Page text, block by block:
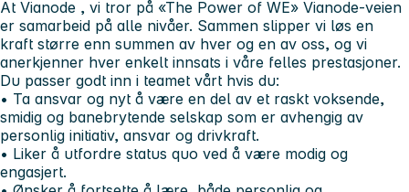
At Vianode , vi tror på «The Power of WE» Vianode-veien
er samarbeid på alle nivåer. Sammen slipper vi løs en
kraft større enn summen av hver og en av oss, og vi
anerkjenner hver enkelt innsats i våre felles prestasjoner.
Du passer godt inn i teamet vårt hvis du:
• Ta ansvar og nyt å være en del av et raskt voksende,
smidig og banebrytende selskap som er avhengig av
personlig initiativ, ansvar og drivkraft.
• Liker å utfordre status quo ved å være modig og
engasjert.